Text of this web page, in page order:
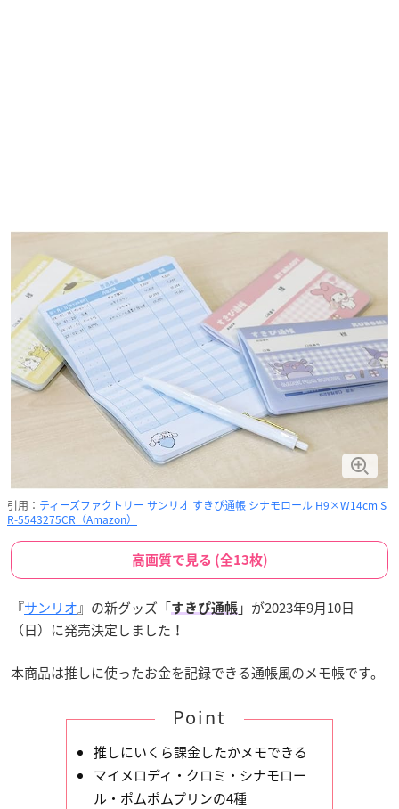
引用： ティーズファクトリー サンリオ すきぴ通帳 シナモロール H9×W14cm S
R-5543275CR（Amazon）
高画質で見る (全13枚)
『サンリオ』の新グッズ「すきぴ通帳 」が2023年9月10日
（日）に発売決定しました！
本商品は推しに使ったお金を記録できる通帳風のメモ帳です。
Point
推しにいくら課金したかメモできる
マイメロディ・クロミ・シナモロー
ル・ポムポムプリンの4種